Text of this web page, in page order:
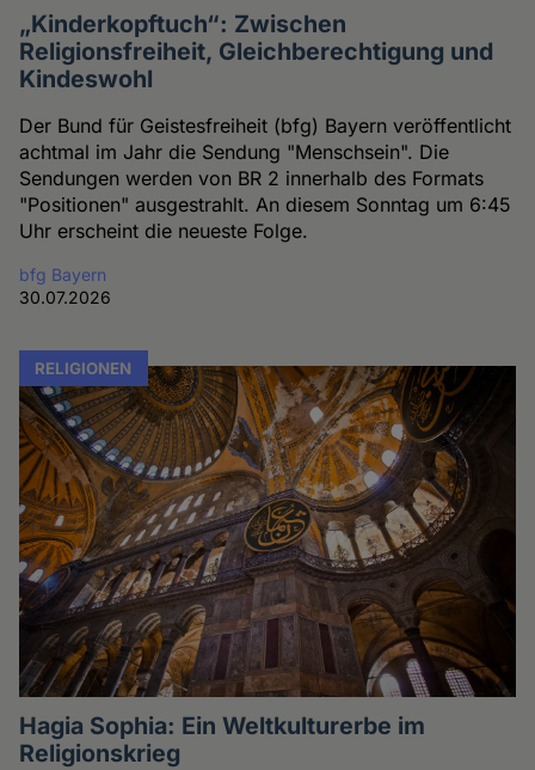
„Kinderkopftuch“: Zwischen
Religionsfreiheit, Gleichberechtigung und
Kindeswohl
Der Bund für Geistesfreiheit (bfg) Bayern veröffentlicht
achtmal im Jahr die Sendung "Menschsein". Die
Sendungen werden von BR 2 innerhalb des Formats
"Positionen" ausgestrahlt. An diesem Sonntag um 6:45
Uhr erscheint die neueste Folge.
bfg Bayern
30.07.2026
RELIGIONEN
Hagia Sophia: Ein Weltkulturerbe im
Religionskrieg